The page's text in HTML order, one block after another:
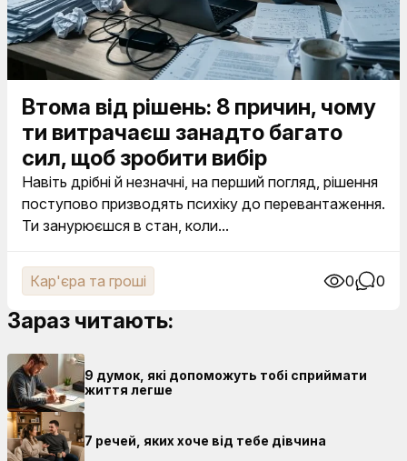
Втома від рішень: 8 причин, чому
ти витрачаєш занадто багато
сил, щоб зробити вибір
Навіть дрібні й незначні, на перший погляд, рішення
поступово призводять психіку до перевантаження.
Ти занурюєшся в стан, коли...
Кар'єра та гроші 0 0
Зараз читають:
9 думок, які допоможуть тобі сприймати
життя легше
7 речей, яких хоче від тебе дівчина